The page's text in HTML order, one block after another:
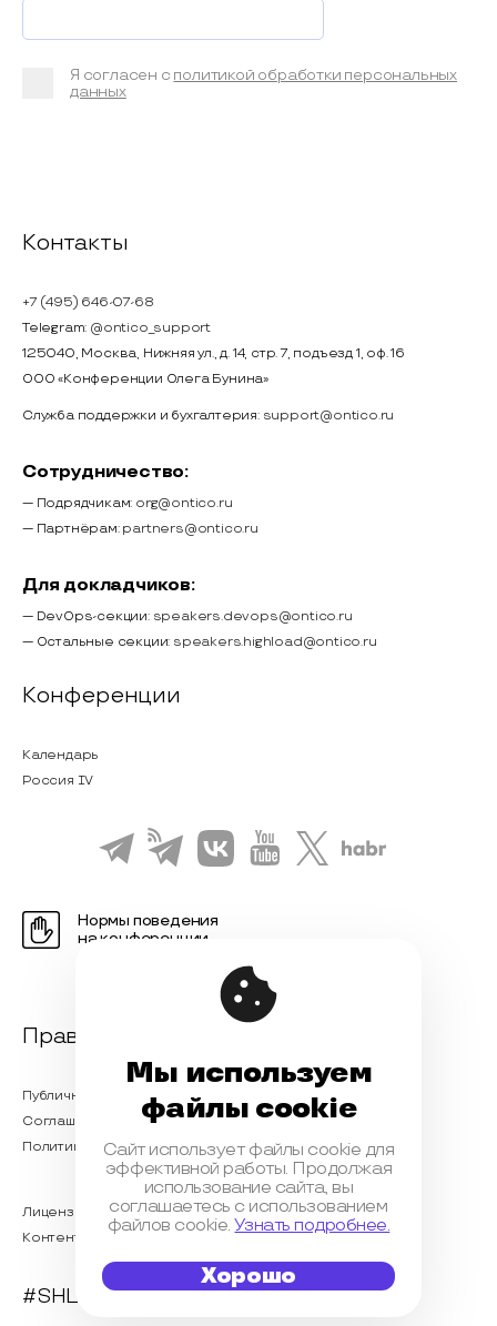
Я согласен с политикой обработки персональных
данных
Контакты
+7 (495) 646-07-68
Telegram: @ontico_support
125040, Москва, Нижняя ул., д. 14, стр. 7, подъезд 1, оф. 16
ООО «Конференции Олега Бунина»
Служба поддержки и бухгалтерия: support@ontico.ru
Сотрудничество:
— Подрядчикам: org@ontico.ru
— Партнёрам: partners@ontico.ru
Для докладчиков:
— DevOps-секции: speakers.devops@ontico.ru
— Остальные секции: speakers.highload@ontico.ru
Конференции
Календарь
Россия IV
Нормы поведения
на конференции
Правовая информация
Публичная оферта
Соглашение на обработку персональных данных
Политика обработки персональных данных
Лицензионный договор с Автором
Контентная политика конференции
#SHL2023
Мы используем
файлы cookie
Сайт использует файлы cookie для
эффективной работы. Продолжая
использование сайта, вы
соглашаетесь с использованием
файлов cookie.Узнать подробнее.
Хорошо